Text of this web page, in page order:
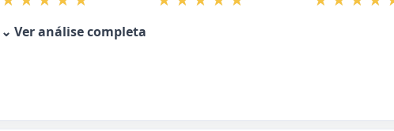
⌄ Ver análise completa